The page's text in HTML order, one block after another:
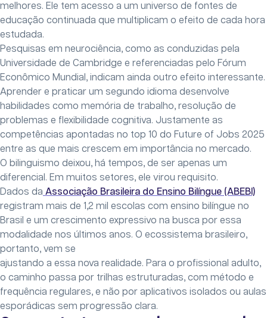
melhores. Ele tem acesso a um universo de fontes de
educação continuada que multiplicam o efeito de cada hora
estudada.
Pesquisas em neurociência, como as conduzidas pela
Universidade de Cambridge e referenciadas pelo Fórum
Econômico Mundial, indicam ainda outro efeito interessante.
Aprender e praticar um segundo idioma desenvolve
habilidades como memória de trabalho, resolução de
problemas e flexibilidade cognitiva. Justamente as
competências apontadas no top 10 do Future of Jobs 2025
entre as que mais crescem em importância no mercado.
O bilinguismo deixou, há tempos, de ser apenas um
diferencial. Em muitos setores, ele virou requisito.
Dados da Associação Brasileira do Ensino Bilíngue (ABEBI)
registram mais de 1,2 mil escolas com ensino bilíngue no
Brasil e um crescimento expressivo na busca por essa
modalidade nos últimos anos. O ecossistema brasileiro,
portanto, vem se
ajustando a essa nova realidade. Para o profissional adulto,
o caminho passa por trilhas estruturadas, com método e
frequência regulares, e não por aplicativos isolados ou aulas
esporádicas sem progressão clara.